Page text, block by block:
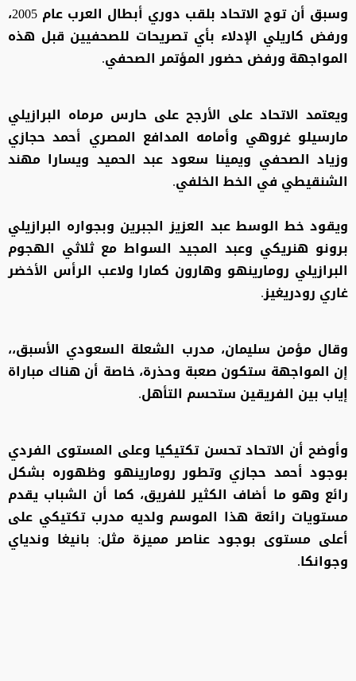
وسبق أن توج الاتحاد بلقب دوري أبطال العرب عام 2005،
ورفض كاريلي الإدلاء بأي تصريحات للصحفيين قبل هذه
المواجهة ورفض حضور المؤتمر الصحفي.
ويعتمد الاتحاد على الأرجح على حارس مرماه البرازيلي
مارسيلو غروهي وأمامه المدافع المصري أحمد حجازي
وزياد الصحفي ويمينا سعود عبد الحميد ويسارا مهند
الشنقيطي في الخط الخلفي.
ويقود خط الوسط عبد العزيز الجبرين وبجواره البرازيلي
برونو هنريكي وعبد المجيد السواط مع ثلاثي الهجوم
البرازيلي رومارينهو وهارون كمارا ولاعب الرأس الأخضر
غاري رودريغيز.
وقال مؤمن سليمان، مدرب الشعلة السعودي الأسبق،،
إن المواجهة ستكون صعبة وحذرة، خاصة أن هناك مباراة
إياب بين الفريقين ستحسم التأهل.
وأوضح أن الاتحاد تحسن تكتيكيا وعلى المستوى الفردي
بوجود أحمد حجازي وتطور رومارينهو وظهوره بشكل
رائع وهو ما أضاف الكثير للفريق، كما أن الشباب يقدم
مستويات رائعة هذا الموسم ولديه مدرب تكتيكي على
أعلى مستوى بوجود عناصر مميزة مثل: بانيغا وندياي
وجوانكا.